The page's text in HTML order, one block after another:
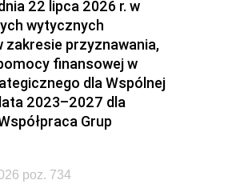
22 lipca 2026 r. w
wytycznych
zakresie przyznawania,
finansowej w
dla Wspólnej
2023–2027 dla
Grup
poz. 734